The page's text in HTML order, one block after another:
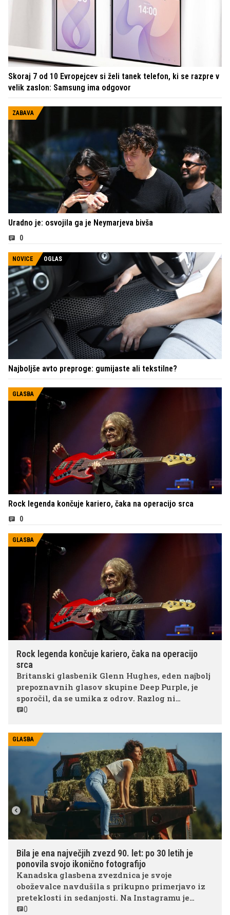
Skoraj 7 od 10 Evropejcev si želi tanek telefon, ki se razpre v
velik zaslon: Samsung ima odgovor
ZABAVA
Uradno je: osvojila ga je Neymarjeva bivša
0
NOVICE OGLAS
Najboljše avto preproge: gumijaste ali tekstilne?
GLASBA
Rock legenda končuje kariero, čaka na operacijo srca
0
GLASBA
Rock legenda končuje kariero, čaka na operacijo
srca
Britanski glasbenik Glenn Hughes, eden najbolj
prepoznavnih glasov skupine Deep Purple, je
sporočil, da se umika z odrov. Razlog ni
pomanjkanje ustvarjalnega zagona, temveč
pregledov priporočili novo operacijo srca, zato je
nastopanje postavil na stranski tir.
0
GLASBA
Bila je ena največjih zvezd 90. let: po 30 letih je
ponovila svojo ikonično fotografijo
Kanadska glasbena zvezdnica je svoje
oboževalce navdušila s prikupno primerjavo iz
preteklosti in sedanjosti. Na Instagramu je
objavila dve fotografiji, posneti v skoraj enaki
0